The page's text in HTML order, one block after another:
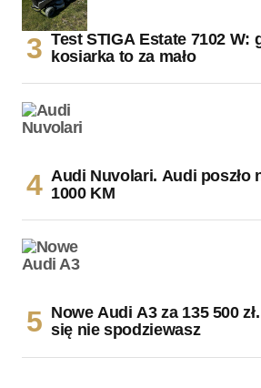
Test STIGA Estate 7102 W:
kosiarka to za mało
Audi Nuvolari. Audi poszło
1000 KM
Nowe Audi A3 za 135 500
się nie spodziewasz